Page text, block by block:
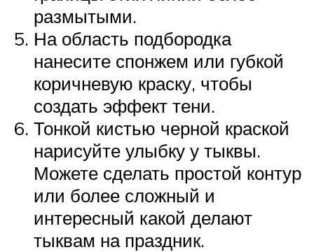
размытыми.
На область подбородка
нанесите спонжем или губкой
коричневую краску, чтобы
создать эффект тени.
Тонкой кистью черной краской
нарисуйте улыбку у тыквы.
Можете сделать простой контур
или более сложный и
интересный какой делают
тыквам на праздник.